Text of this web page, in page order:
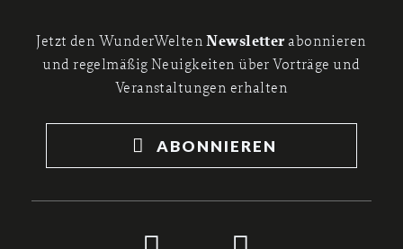
Jetzt den WunderWeltenNewsletterabonnieren
und regelmäßig Neuigkeiten über Vorträge und
Veranstaltungen erhalten
ABONNIEREN